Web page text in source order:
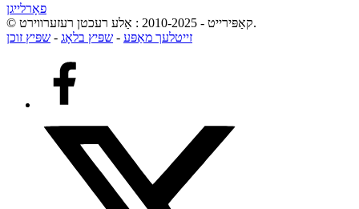
פאָרלייגן
© קאַפּירייט - 2010-2025 : אַלע רעכטן רעזערווירט.
זייטלעך מאַפּע - שפּיץ בלאָג - שפּיץ זוכן